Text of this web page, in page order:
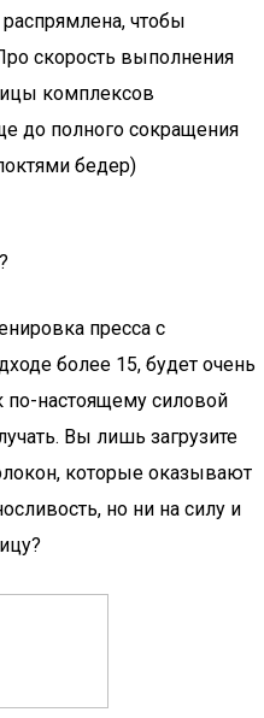
чтобы
скорость выполнения
комплексов
до полного сокращения
бедер)
пресса с
более 15, будет очень
по-настоящему силовой
Вы лишь загрузите
которые оказывают
но ни на силу и